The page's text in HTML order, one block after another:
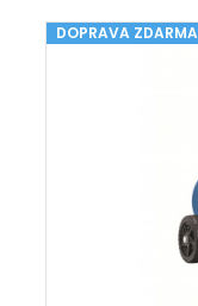
DOPRAVA ZDARMA